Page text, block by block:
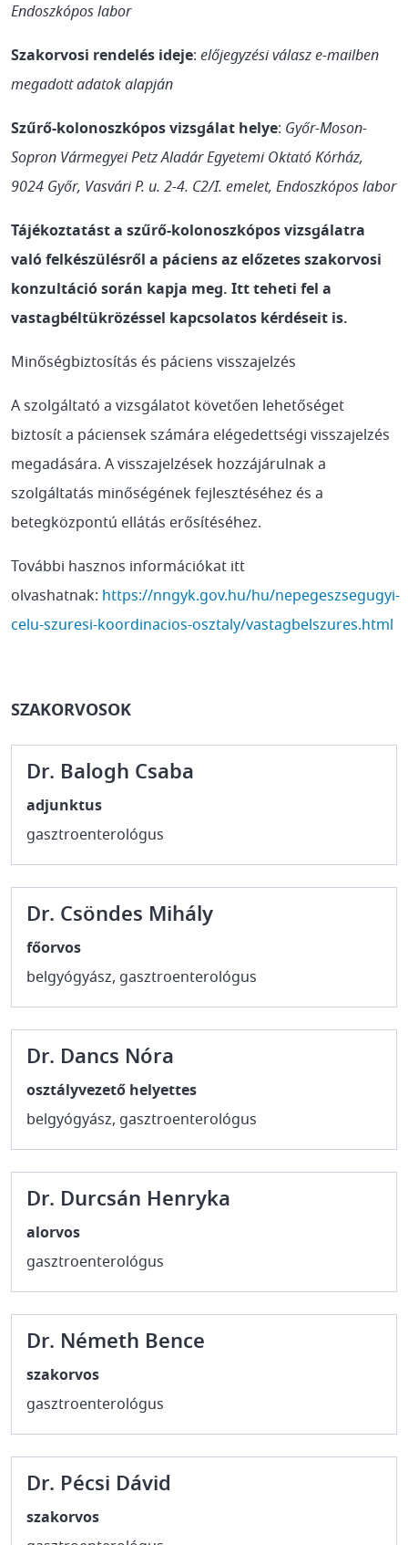
Endoszkópos labor
Szakorvosi rendelés ideje: előjegyzési válasz e-mailben
megadott adatok alapján
Szűrő-kolonoszkópos vizsgálat helye: Győr-Moson-
Sopron Vármegyei Petz Aladár Egyetemi Oktató Kórház,
9024 Győr, Vasvári P. u. 2-4. C2/I. emelet, Endoszkópos labor
Tájékoztatást a szűrő-kolonoszkópos vizsgálatra
való felkészülésről a páciens az előzetes szakorvosi
konzultáció során kapja meg. Itt teheti fel a
vastagbéltükrözéssel kapcsolatos kérdéseit is.
Minőségbiztosítás és páciens visszajelzés
A szolgáltató a vizsgálatot követően lehetőséget
biztosít a páciensek számára elégedettségi visszajelzés
megadására. A visszajelzések hozzájárulnak a
szolgáltatás minőségének fejlesztéséhez és a
betegközpontú ellátás erősítéséhez.
További hasznos információkat itt
olvashatnak: https://nngyk.gov.hu/hu/nepegeszsegugyi-
celu-szuresi-koordinacios-osztaly/vastagbelszures.html
SZAKORVOSOK
Dr. Balogh Csaba
adjunktus
gasztroenterológus
Dr. Csöndes Mihály
főorvos
belgyógyász, gasztroenterológus
Dr. Dancs Nóra
osztályvezető helyettes
belgyógyász, gasztroenterológus
Dr. Durcsán Henryka
alorvos
gasztroenterológus
Dr. Németh Bence
szakorvos
gasztroenterológus
Dr. Pécsi Dávid
szakorvos